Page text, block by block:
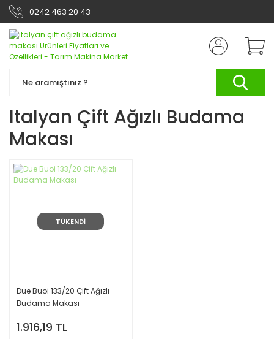
0242 463 20 43
Italyan Çift Ağızlı Budama
Makası
TÜKENDİ
Due Buoi 133/20 Çift Ağızlı
Budama Makası
1.916,19 TL